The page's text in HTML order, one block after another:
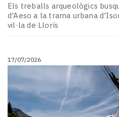
Els treballs arqueològics
d'Aeso a la trama urbana
vil·la de Llorís
17/07/2026